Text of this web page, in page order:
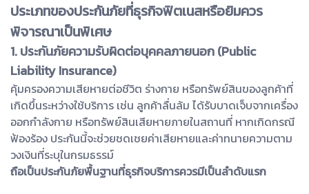
ประเภทของประกันภัยที่ธุรกิจฟิตเนสหรือยิมควร
พิจารณาเป็นพิเศษ
1. ประกันภัยความรับผิดต่อบุคคลภายนอก (Public
Liability Insurance)
คุ้มครองความเสียหายต่อชีวิต ร่างกาย หรือทรัพย์สินของลูกค้าที่
เกิดขึ้นระหว่างใช้บริการ เช่น ลูกค้าลื่นล้ม ได้รับบาดเจ็บจากเครื่อง
ออกกำลังกาย หรือทรัพย์สินเสียหายภายในสถานที่ หากเกิดกรณี
ฟ้องร้อง ประกันนี้จะช่วยชดเชยค่าเสียหายและค่าทนายความตาม
วงเงินที่ระบุในกรมธรรม์
ถือเป็นประกันภัยพื้นฐานที่ธุรกิจบริการควรมีเป็นลำดับแรก